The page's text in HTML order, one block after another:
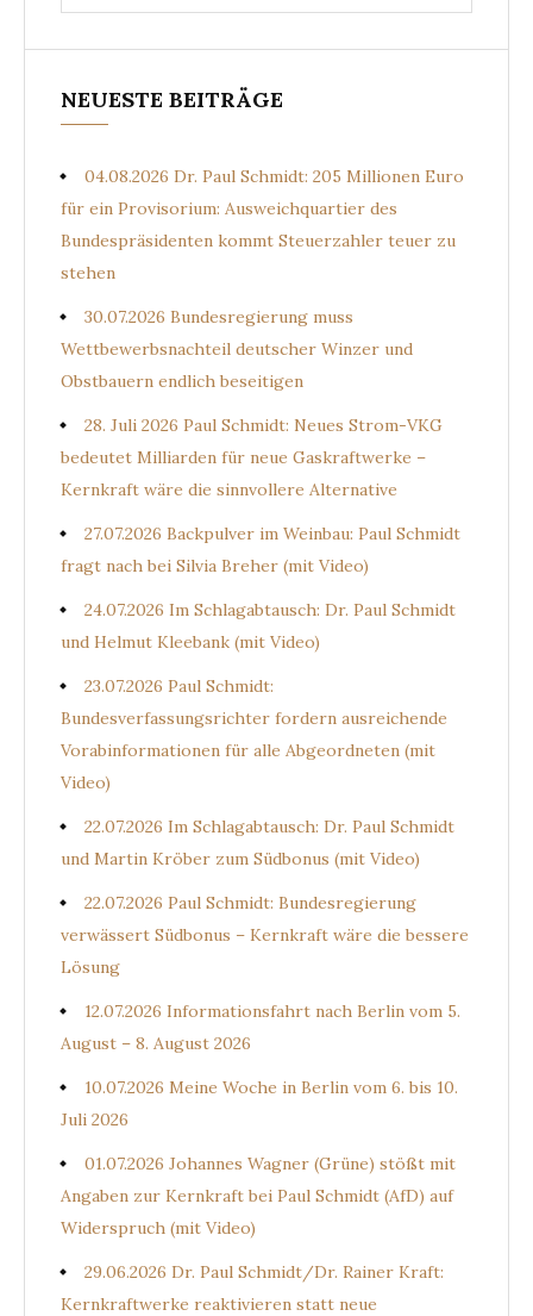
for:
NEUESTE BEITRÄGE
04.08.2026 Dr. Paul Schmidt: 205 Millionen Euro
für ein Provisorium: Ausweichquartier des
Bundespräsidenten kommt Steuerzahler teuer zu
stehen
30.07.2026 Bundesregierung muss
Wettbewerbsnachteil deutscher Winzer und
Obstbauern endlich beseitigen
28. Juli 2026 Paul Schmidt: Neues Strom-VKG
bedeutet Milliarden für neue Gaskraftwerke –
Kernkraft wäre die sinnvollere Alternative
27.07.2026 Backpulver im Weinbau: Paul Schmidt
fragt nach bei Silvia Breher (mit Video)
24.07.2026 Im Schlagabtausch: Dr. Paul Schmidt
und Helmut Kleebank (mit Video)
23.07.2026 Paul Schmidt:
Bundesverfassungsrichter fordern ausreichende
Vorabinformationen für alle Abgeordneten (mit
Video)
22.07.2026 Im Schlagabtausch: Dr. Paul Schmidt
und Martin Kröber zum Südbonus (mit Video)
22.07.2026 Paul Schmidt: Bundesregierung
verwässert Südbonus – Kernkraft wäre die bessere
Lösung
12.07.2026 Informationsfahrt nach Berlin vom 5.
August – 8. August 2026
10.07.2026 Meine Woche in Berlin vom 6. bis 10.
Juli 2026
01.07.2026 Johannes Wagner (Grüne) stößt mit
Angaben zur Kernkraft bei Paul Schmidt (AfD) auf
Widerspruch (mit Video)
29.06.2026 Dr. Paul Schmidt/Dr. Rainer Kraft:
Kernkraftwerke reaktivieren statt neue